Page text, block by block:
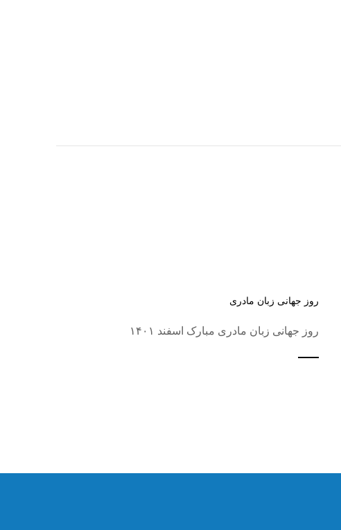
روز جهانی زبان مادری
روز جهانی زبان مادری مبارک اسفند ۱۴۰۱